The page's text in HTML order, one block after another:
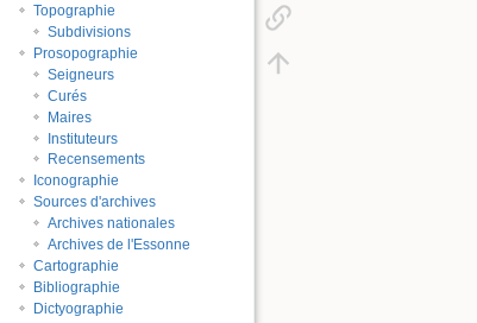
Topographie
Subdivisions
Prosopographie
Seigneurs
Curés
Maires
Instituteurs
Recensements
Iconographie
Sources d'archives
Archives nationales
Archives de l'Essonne
Cartographie
Bibliographie
Dictyographie